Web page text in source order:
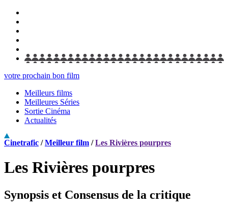
votre prochain bon film
Meilleurs films
Meilleures Séries
Sortie Cinéma
Actualités
Cinetrafic /Meilleur film /Les Rivières pourpres
Les Rivières pourpres
Synopsis et Consensus de la critique